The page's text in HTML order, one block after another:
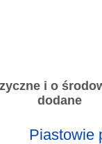
i o
dodane
Piastowie